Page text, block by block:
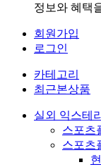
정보와 혜택
회원가입
로그인
카테고리
최근본상품
실외 익스테
스포츠
스포츠